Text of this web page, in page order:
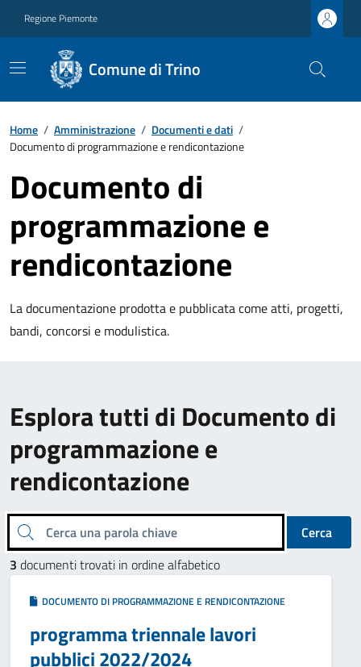
Regione Piemonte
Comune di Trino
Home / Amministrazione / Documenti e dati /
Documento di programmazione e rendicontazione
Documento di
programmazione e
rendicontazione
La documentazione prodotta e pubblicata come atti, progetti,
bandi, concorsi e modulistica.
Esplora tutti di Documento di
programmazione e
rendicontazione
Cerca una parola chiave
Cerca
3 documenti trovati in ordine alfabetico
DOCUMENTO DI PROGRAMMAZIONE E RENDICONTAZIONE
programma triennale lavori
pubblici 2022/2024